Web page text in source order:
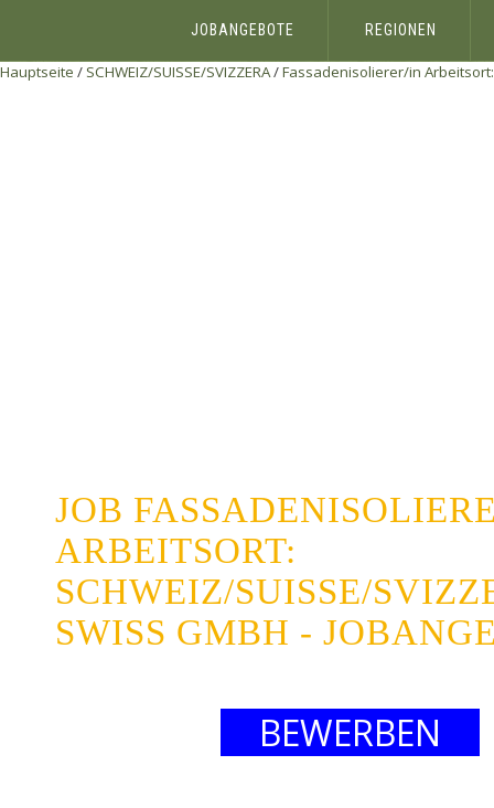
JOBANGEBOTE REGIONEN
Hauptseite / SCHWEIZ/SUISSE/SVIZZERA/Fassadenisolierer/in Arbeitsort:
JOB
ARBEITSORT:
SCHWEIZ/SUISSE/
SWISS GMBH -
BEWERBEN